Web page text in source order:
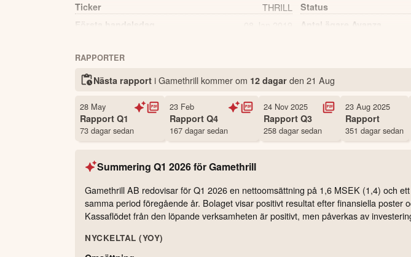
Ticker THRILL Status
Första handelsdag 08 Jan 2019 Antal ägare Avanza
RAPPORTER
Nästa rapport i Gamethrill kommerom 12 dagar den 21 Aug
28 May
Rapport Q1
73 dagar sedan
23 Feb
Rapport Q4
167 dagar sedan
24 Nov 2025
Rapport Q3
258 dagar sedan
23 Aug 2025
Rapport
351 dagar sedan
Summering Q1 2026förGamethrill
Gamethrill AB redovisar för Q1 2026 en nettoomsättning på 1,6 MSEK (1,4) och
samma period föregående år. Bolaget visar positivt resultat efter finansiella
Kassaflödet från den löpande verksamheten är positivt, men påverkas av
NYCKELTAL (YOY)